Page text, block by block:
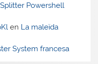
Powershell
en La maleïda
System francesa